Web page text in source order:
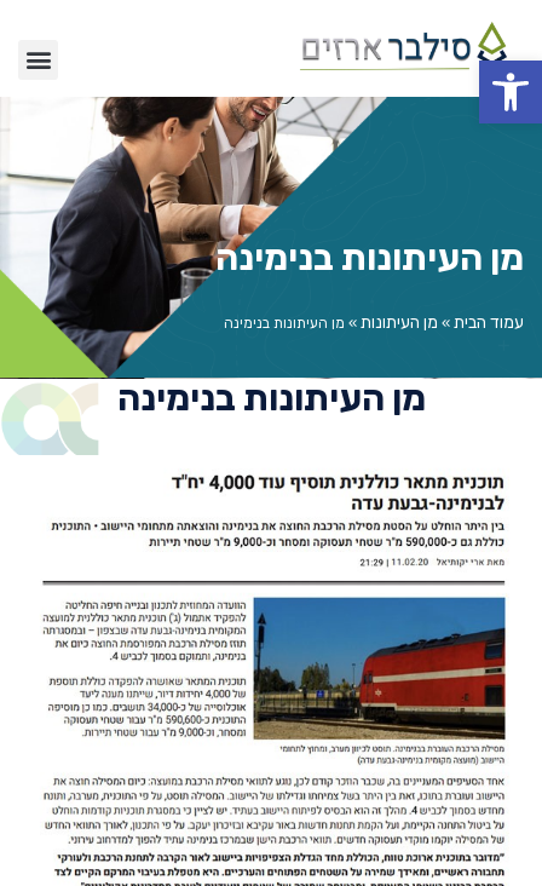
פתח סרגל נגישות
מן העיתונות בנימינה
מן העיתונות בנימינה
עמוד הבית » מן העיתונות » מן העיתונות בנימינה
מן העיתונות בנימינה